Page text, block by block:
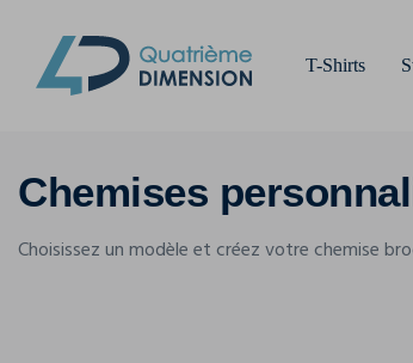
T-Shirts
Chemises
Choisissez un modèle et créez votre chemise